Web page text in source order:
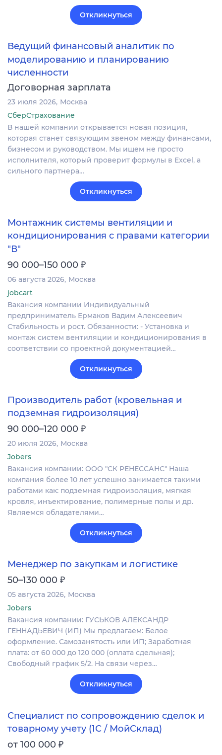
Откликнуться
Ведущий финансовый аналитик по
моделированию и планированию
численности
Договорная зарплата
23 июля 2026 Москва
СберСтрахование
В нашей компании открывается новая позиция,
которая станет связующим звеном между финансами,
бизнесом и руководством. Мы ищем не просто
исполнителя, который проверит формулы в Excel, а
сильного партнера…
Откликнуться
Монтажник системы вентиляции и
кондиционирования с правами категории
"В"
90 000–150 000 ₽
06 августа 2026 Москва
jobcart
Вакансия компании Индивидуальный
предприниматель Ермаков Вадим Алексеевич
Стабильность и рост. Обязанности: - Установка и
монтаж систем вентиляции и кондиционирования в
соответствии со проектной документацией…
Откликнуться
Производитель работ (кровельная и
подземная гидроизоляция)
90 000–120 000 ₽
20 июля 2026 Москва
Jobers
Вакансия компании: ООО "СК РЕНЕССАНС" Наша
компания более 10 лет успешно занимается такими
работами как: подземная гидроизоляция, мягкая
кровля, инъектирование, полимерные полы и др.
Являемся обладателями…
Откликнуться
Менеджер по закупкам и логистике
50–130 000 ₽
05 августа 2026 Москва
Jobers
Вакансия компании: ГУСЬКОВ АЛЕКСАНДР
ГЕННАДЬЕВИЧ (ИП) Мы предлагаем: Белое
оформление. Самозанятость или ИП; Заработная
плата: от 60 000 до 120 000 (оплата сдельная);
Свободный график 5/2. На связи через…
Откликнуться
Специалист по сопровождению сделок и
товарному учету (1С / МойСклад)
от 100 000 ₽